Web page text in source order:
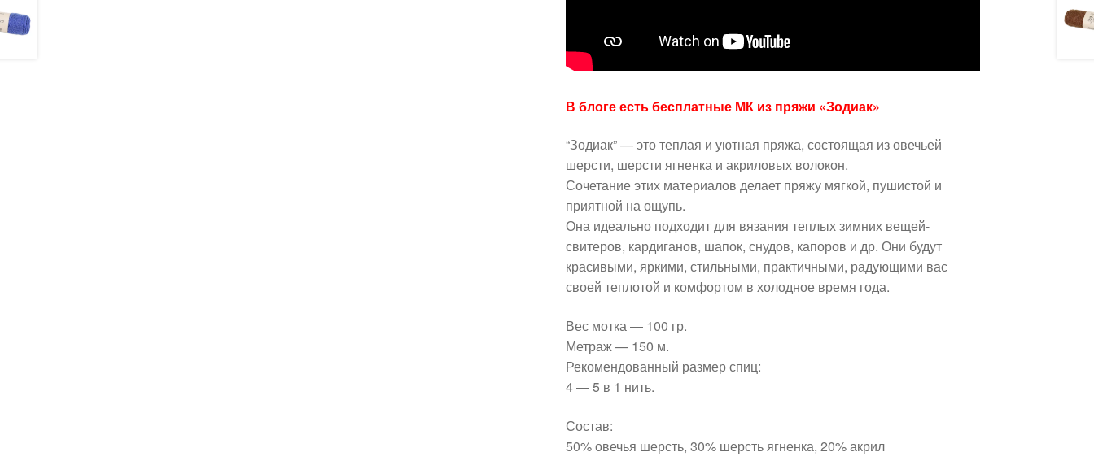
В блоге есть бесплатные МК из пряжи «Зодиак»
“Зодиак” — это теплая и уютная пряжа, состоящая из овечьей
шерсти, шерсти ягненка и акриловых волокон.
Сочетание этих материалов делает пряжу мягкой, пушистой и
приятной на ощупь.
Она идеально подходит для вязания теплых зимних вещей-
свитеров, кардиганов, шапок, снудов, капоров и др. Они будут
красивыми, яркими, стильными, практичными, радующими вас
своей теплотой и комфортом в холодное время года.
Вес мотка — 100 гр.
Метраж — 150 м.
Рекомендованный размер спиц:
4 — 5 в 1 нить.
Состав:
50% овечья шерсть, 30% шерсть ягненка, 20% акрил